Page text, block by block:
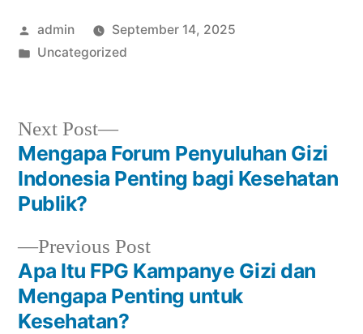
Posted
by
admin
September 14, 2025
Posted
Uncategorized
Post
navigation
Previous PostPrevious
post:
Apa Itu FPG Kampanye Gizi dan
Mengapa Penting untuk
Kesehatan?
Next Post
Next
post:
Mengapa Forum Penyuluhan Gizi
Indonesia Penting bagi Kesehatan
Publik?